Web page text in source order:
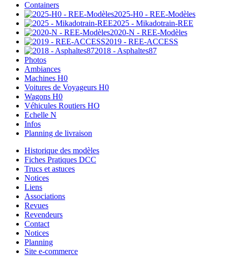
Containers
2025-H0 - REE-Modèles
2025 - Mikadotrain-REE
2020-N - REE-Modèles
2019 - REE-ACCESS
2018 - Asphaltes87
Photos
Ambiances
Machines H0
Voitures de Voyageurs H0
Wagons H0
Véhicules Routiers HO
Echelle N
Infos
Planning de livraison
Historique des modèles
Fiches Pratiques DCC
Trucs et astuces
Notices
Liens
Associations
Revues
Revendeurs
Contact
Notices
Planning
Site e-commerce